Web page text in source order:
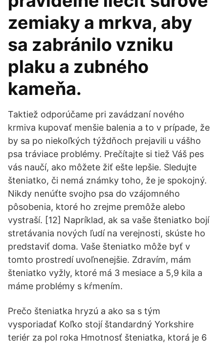
zemiaky a mrkva, aby
sa zabránilo vzniku
plaku a zubného
kameňa.
Taktiež odporúčame pri zavádzaní nového
krmiva kupovať menšie balenia a to v prípade, že
by sa po niekoľkých týždňoch prejavili u vášho
psa tráviace problémy. Prečítajte si tiež Váš pes
vás naučí, ako môžete žiť ešte lepšie. Sledujte
šteniatko, či nemá známky toho, že je spokojný.
Nikdy nenúťte svojho psa do vzájomného
pôsobenia, ktoré ho zrejme premôže alebo
vystraší. [12] Napríklad, ak sa vaše šteniatko bojí
stretávania nových ľudí na verejnosti, skúste ho
predstaviť doma. Vaše šteniatko môže byť v
tomto prostredí uvoľnenejšie. Zdravím, mám
šteniatko vyžly, ktoré má 3 mesiace a 5,9 kila a
máme problémy s kŕmením.
Prečo šteniatka hryzú a ako sa s tým
vysporiadať Koľko stojí štandardný Yorkshire
teriér za pol roka Hmotnosť šteniatka, ktorá je 6